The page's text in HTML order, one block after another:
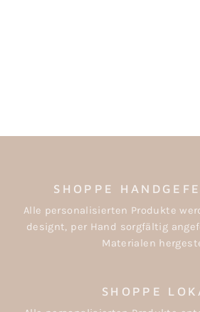
SHOPPE
Alle personalisierten Produkte
designt, per Hand sorgfältig
Materialen
SHOPPE